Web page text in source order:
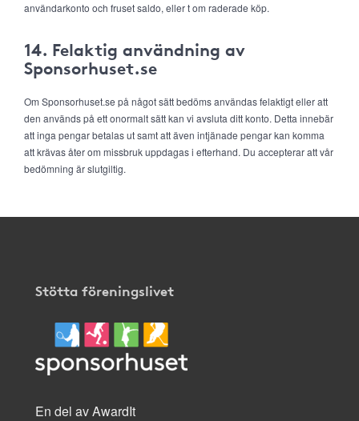
användarkonto och fruset saldo, eller t om raderade köp.
14. Felaktig användning av
Sponsorhuset.se
Om Sponsorhuset.se på något sätt bedöms användas felaktigt eller att
den används på ett onormalt sätt kan vi avsluta ditt konto. Detta innebär
att inga pengar betalas ut samt att även intjänade pengar kan komma
att krävas åter om missbruk uppdagas i efterhand. Du accepterar att vår
bedömning är slutgiltig.
Stötta föreningslivet
En del av AwardIt